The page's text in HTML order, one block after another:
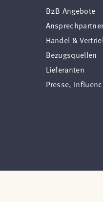
B2B Angebote
Handel &
Bezugsquellen
Lieferanten
Presse,